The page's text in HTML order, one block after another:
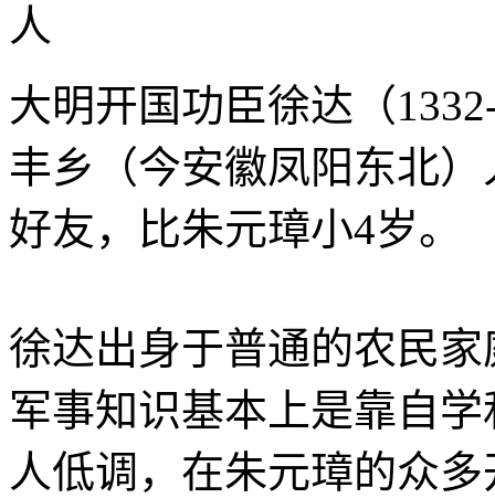
人
大明开国功臣徐达（
丰乡（今安徽凤阳东北
好友，比朱元璋小4岁。
徐达出身于普通的农民
军事知识基本上是靠自
人低调，在朱元璋的众